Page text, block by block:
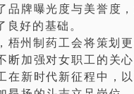
品牌曝光度与美誉度
良好的基础。
梧州制药工会将策划
断加强对女职工的关
在新时代新征程中，